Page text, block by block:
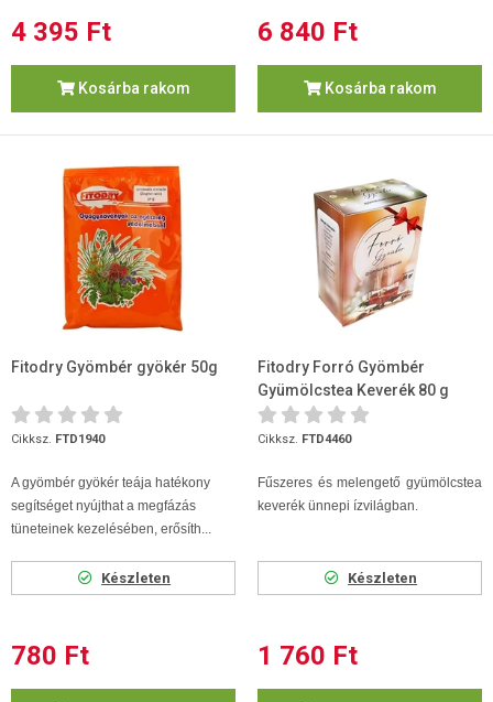
4 395 Ft
Kosárba rakom
6 840 Ft
Kosárba rakom
Fitodry Gyömbér gyökér 50g
Cikksz. FTD1940
A gyömbér gyökér teája hatékony
segítséget nyújthat a megfázás
tüneteinek kezelésében, erősíth...
Készleten
780 Ft
Fitodry Forró Gyömbér
Gyümölcstea Keverék 80 g
Cikksz. FTD4460
Fűszeres és melengető gyümölcstea
keverék ünnepi ízvilágban.
Készleten
1 760 Ft